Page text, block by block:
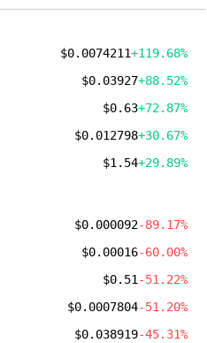
$0.0074211+119.68%
$0.03927+88.52%
$0.63+72.87%
$0.012798+30.67%
$1.54+29.89%
$0.000092-89.17%
$0.00016-60.00%
$0.51-51.22%
$0.0007804-51.20%
$0.038919-45.31%